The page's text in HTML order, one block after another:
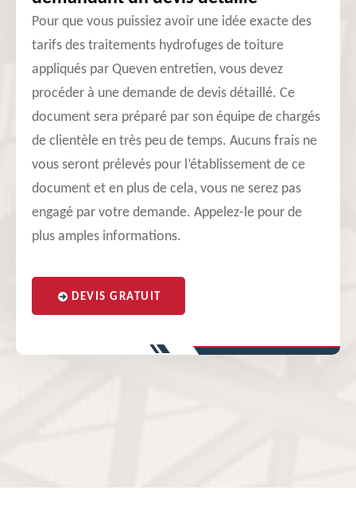
Pour que vous puissiez avoir une idée exacte des
tarifs des traitements hydrofuges de toiture
appliqués par Queven entretien, vous devez
procéder à une demande de devis détaillé. Ce
document sera préparé par son équipe de chargés
de clientèle en très peu de temps. Aucuns frais ne
vous seront prélevés pour l’établissement de ce
document et en plus de cela, vous ne serez pas
engagé par votre demande. Appelez-le pour de
plus amples informations.
DEVIS GRATUIT